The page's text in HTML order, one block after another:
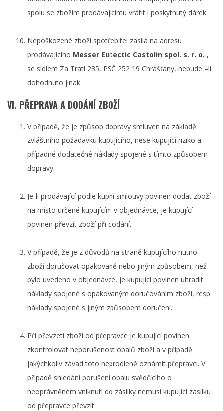
spolu se zbožím prodávajícímu vrátit i poskytnutý dárek.
Nepoškozené zboží spotřebitel zasílá na adresu
prodávajícího Messer Eutectic Castolin spol. s. r. o. ,
se sídlem Za Tratí 235, PSČ 252 19 Chrášťany, nebude –li
dohodnuto jinak.
VI. PŘEPRAVA A DODÁNÍ ZBOŽÍ
V případě, že je způsob dopravy smluven na základě
zvláštního požadavku kupujícího, nese kupující riziko a
případné dodatečné náklady spojené s tímto způsobem
dopravy.
Je-li prodávající podle kupní smlouvy povinen dodat zboží
na místo určené kupujícím v objednávce, je kupující
povinen převzít zboží při dodání.
V případě, že je z důvodů na straně kupujícího nutno
zboží doručovat opakovaně nebo jiným způsobem, než
bylo uvedeno v objednávce, je kupující povinen uhradit
náklady spojené s opakovaným doručováním zboží, resp.
náklady spojené s jiným způsobem doručení.
Při převzetí zboží od přepravce je kupující povinen
zkontrolovat neporušenost obalů zboží a v případě
jakýchkoliv závad toto neprodleně oznámit přepravci. V
případě shledání porušení obalu svědčícího o
neoprávněném vniknutí do zásilky nemusí kupující zásilku
od přepravce převzít.